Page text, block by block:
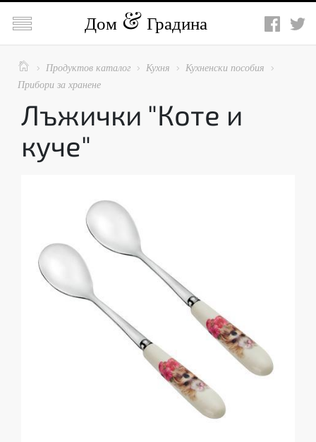
 Дом Градина
  Продуктов каталог  Кухня  Кухненски пособия 
Прибори за хранене
Лъжички "Коте и
куче"